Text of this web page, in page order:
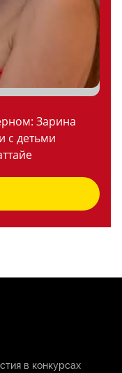
Зарина
с детьми
в конкурсах